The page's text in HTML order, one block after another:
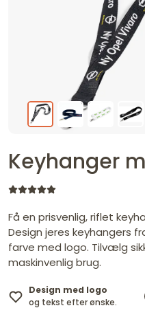
Keyhanger
Få en prisvenlig, riflet
Design jeres keyhangers
farve med logo. Tilvælg
maskinvenlig brug.
Design med logo
og tekst efter ønske.